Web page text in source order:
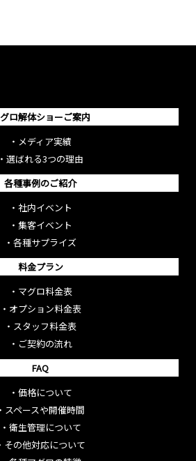
ロ解体ショーご案内
・ メディア実績
・ 選ばれる3つの理由
各種事例のご紹介
・ 社内イベント
・ 集客イベント
・ 各種サプライズ
料金プラン
・ マグロ料金表
・ オプション料金表
・ スタッフ料金表
・ ご契約の流れ
FAQ
・ 価格について
・ スペースや開催時間
・ 衛生管理について
その他対応について